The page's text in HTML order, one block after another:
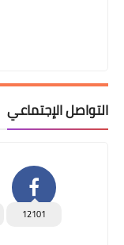
التواصل الإجتماعي
12101